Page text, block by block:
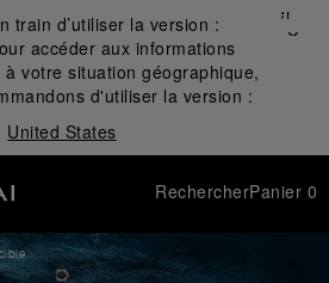
train d’utiliser la version :
accéder aux informations
votre situation géographique,
d'utiliser la version :
United States
Fermer
✕
RechercherPanier 0